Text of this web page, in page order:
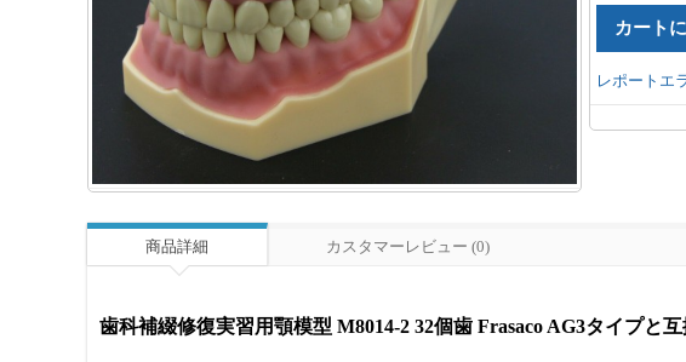
レポートエ
商品詳細 カスタマーレビュー (0)
歯科補綴修復実習用顎模型 M8014-2 32個歯 Frasaco AG3タイプと互